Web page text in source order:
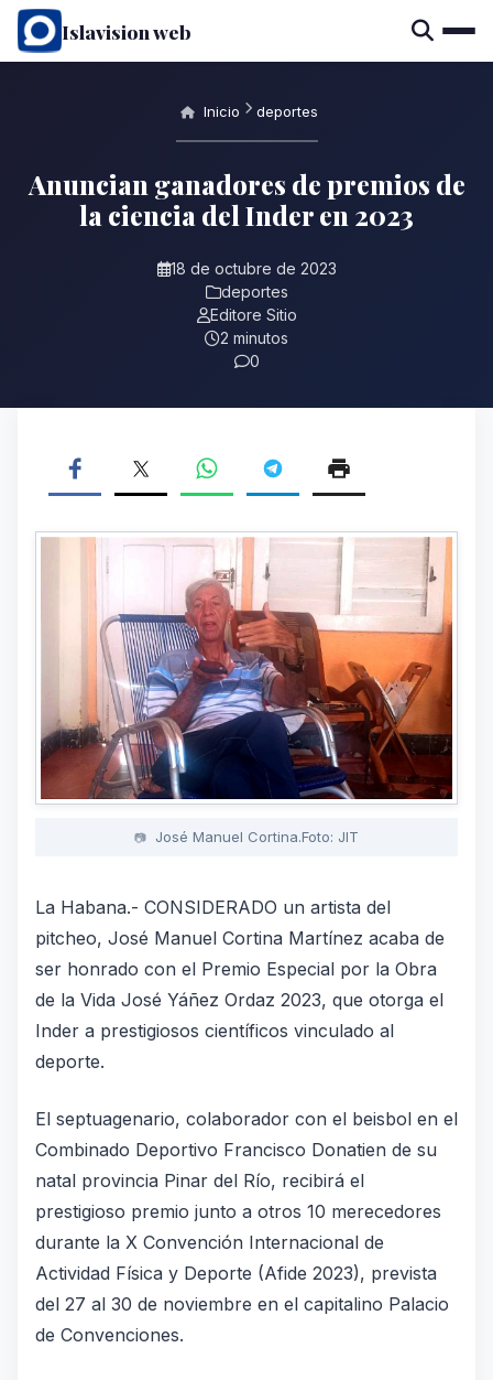
Islavision web
Inicio deportes
Anuncian ganadores de premios de
la ciencia del Inder en 2023
18 de octubre de 2023
deportes
Editore Sitio
2 minutos
0
José Manuel Cortina.Foto: JIT
La Habana.- CONSIDERADO un artista del
pitcheo, José Manuel Cortina Martínez acaba de
ser honrado con el Premio Especial por la Obra
de la Vida José Yáñez Ordaz 2023, que otorga el
Inder a prestigiosos científicos vinculado al
deporte.
El septuagenario, colaborador con el beisbol en el
Combinado Deportivo Francisco Donatien de su
natal provincia Pinar del Río, recibirá el
prestigioso premio junto a otros 10 merecedores
durante la X Convención Internacional de
Actividad Física y Deporte (Afide 2023), prevista
del 27 al 30 de noviembre en el capitalino Palacio
de Convenciones.